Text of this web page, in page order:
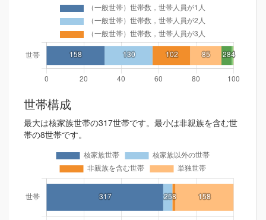
世帯構成
最大は核家族世帯の317世帯です。最小は非親族を含む世
帯の8世帯です。